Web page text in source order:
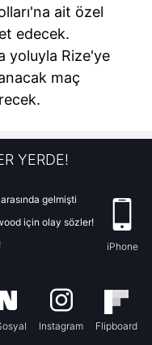
ait özel
edecek.
yoluyla Rize'ye
maç
YERDE!
gelmişti
için olay sözler!
iPhone
Instagram Flipboard